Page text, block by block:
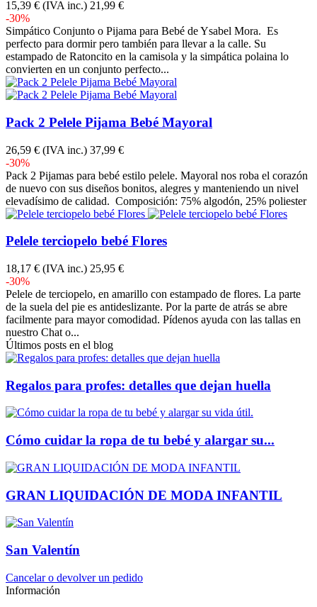
15,39 € (IVA inc.) 21,99 €
-30%
Simpático Conjunto o Pijama para Bebé de Ysabel Mora. Es
perfecto para dormir pero también para llevar a la calle. Su
estampado de Ratoncito en la camisola y la simpática polaina lo
convierten en un conjunto perfecto...
Pack 2 Pelele Pijama Bebé Mayoral
26,59 € (IVA inc.) 37,99 €
-30%
Pack 2 Pijamas para bebé estilo pelele. Mayoral nos roba el corazón
de nuevo con sus diseños bonitos, alegres y manteniendo un nivel
elevadísimo de calidad. Composición: 75% algodón, 25% poliester
Pelele terciopelo bebé Flores
18,17 € (IVA inc.) 25,95 €
-30%
Pelele de terciopelo, en amarillo con estampado de flores. La parte
de la suela del pie es antideslizante. Por la parte de atrás se abre
facilmente para mayor comodidad. Pídenos ayuda con las tallas en
nuestro Chat o...
Últimos posts en el blog
Regalos para profes: detalles que dejan huella
Cómo cuidar la ropa de tu bebé y alargar su...
GRAN LIQUIDACIÓN DE MODA INFANTIL
San Valentín
Cancelar o devolver un pedido
Información